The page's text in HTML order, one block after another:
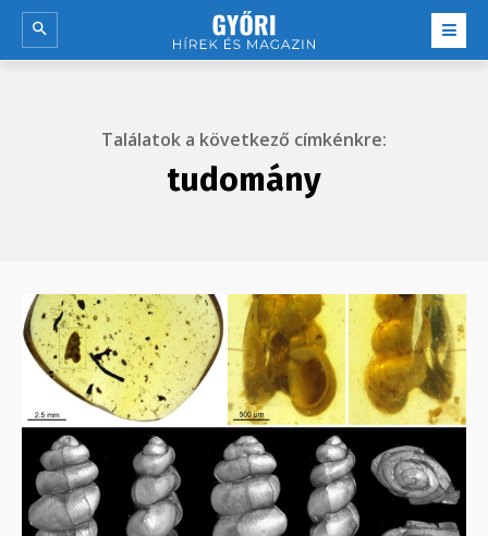
Találatok a következő címkénkre:
tudomány